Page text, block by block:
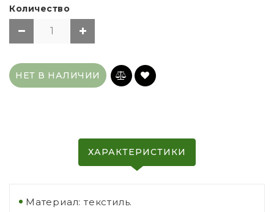
Количество
НЕТ В НАЛИЧИИ
ХАРАКТЕРИСТИКИ
Материал: текстиль.